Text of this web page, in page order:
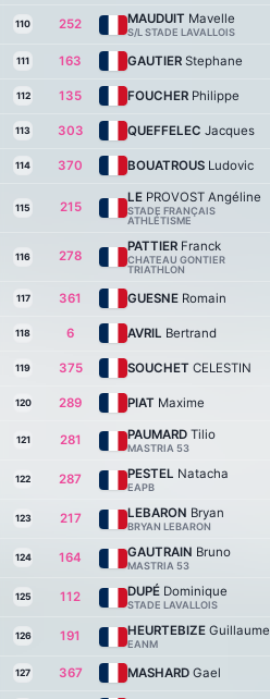
110 252 MAUDUIT Mavelle
S/L STADE LAVALLOIS
111 163 GAUTIER Stephane
112 135 FOUCHER Philippe
113 303 QUEFFELEC Jacques
114 370 BOUATROUS Ludovic
115 215
LE PROVOST Angéline
STADE FRANÇAIS
ATHLÉTISME
116 278
PATTIER Franck
CHATEAU GONTIER
TRIATHLON
117 361 GUESNE Romain
118 6 AVRIL Bertrand
119 375 SOUCHET CELESTIN
120 289 PIAT Maxime
121 281 PAUMARD Tilio
MASTRIA 53
122 287 PESTEL Natacha
EAPB
123 217 LEBARON Bryan
BRYAN LEBARON
124 164 GAUTRAIN Bruno
MASTRIA 53
125 112 DUPÉ Dominique
STADE LAVALLOIS
126 191 HEURTEBIZE Guillaume
EANM
127 367 MASHARD Gael